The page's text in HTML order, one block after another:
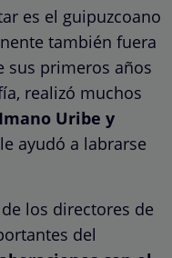
es el guipuzcoano
también fuera
sus primeros años
realizó muchos
Uribe y
ayudó a labrarse
los directores de
del